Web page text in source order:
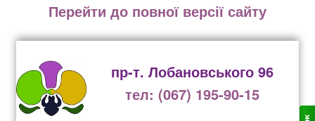
Перейти до повної версії сайту
пр-т. Лобановського 96
тел: (067) 195-90-15